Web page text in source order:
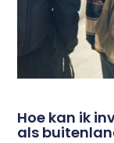
Hoe kan ik
als